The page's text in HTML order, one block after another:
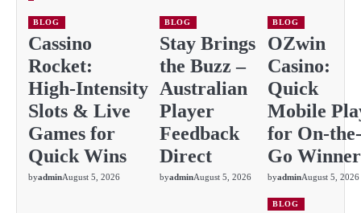
BLOG
Cassino
Rocket:
High‑Intensity
Slots & Live
Games for
Quick Wins
byadminAugust 5, 2026
BLOG
Stay Brings
the Buzz –
Australian
Player
Feedback
Direct
byadminAugust 5, 2026
BLOG
OZwin
Casino:
Quick
Mobile
for On-the-
Go
byadminAugust 5, 2026
BLOG